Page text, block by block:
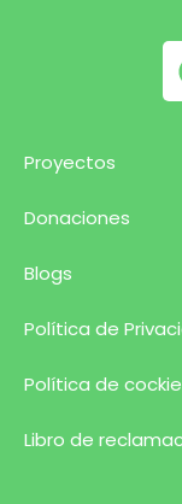
Proyectos
Donaciones
Blogs
Política de
Política de
Libro de